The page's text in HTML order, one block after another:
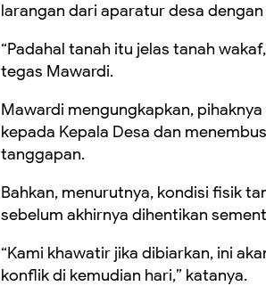
larangan dari aparatur desa
“Padahal tanah itu jelas tanah
tegas Mawardi.
Mawardi mengungkapkan,
kepada Kepala Desa dan
tanggapan.
Bahkan, menurutnya, kondisi fisik
sebelum akhirnya dihentikan
“Kami khawatir jika dibiarkan, ini
konflik di kemudian hari,” katanya.